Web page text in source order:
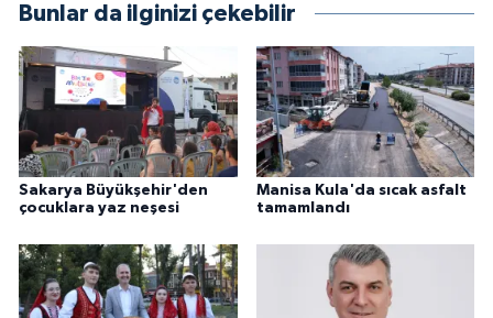
Bunlar da ilginizi çekebilir
Sakarya Büyükşehir'den
çocuklara yaz neşesi
Manisa Kula'da sıcak asfalt
tamamlandı